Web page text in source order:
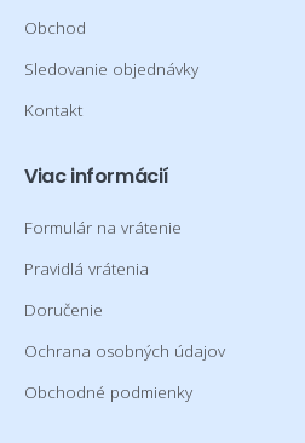
Obchod
Sledovanie objednávky
Kontakt
Viac informácií
Formulár na vrátenie
Pravidlá vrátenia
Doručenie
Ochrana osobných údajov
Obchodné podmienky